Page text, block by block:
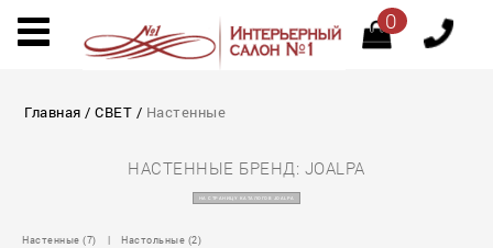
0
Главная /СВЕТ / Настенные
НАСТЕННЫЕ БРЕНД: JOALPA
НА СТРАНИЦУ КАТАЛОГОВ JOALPA
Настенные (7) | Настольные (2)